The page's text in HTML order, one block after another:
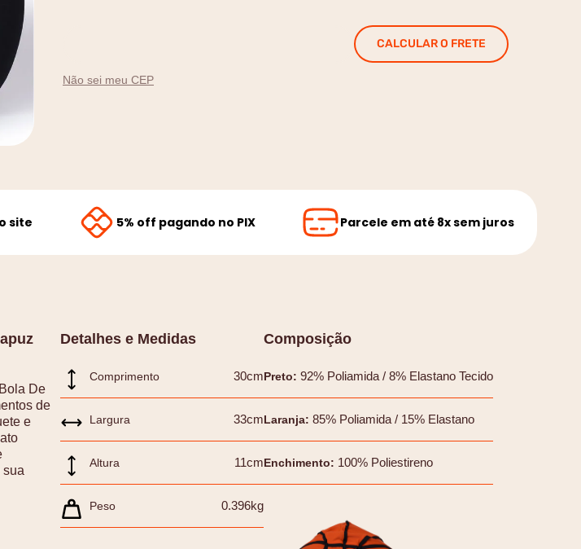
Não sei meu CEP
CALCULAR O FRETE
site 5% off pagando no PIX Parcele em até 8x sem juros
De
de
e
sua
Detalhes e Medidas
Comprimento 30cm
Largura 33cm
Altura 11cm
Peso 0.396kg
Composição
Preto: 92% Poliamida / 8% Elastano Tecido
Laranja: 85% Poliamida / 15% Elastano
Enchimento: 100% Poliestireno